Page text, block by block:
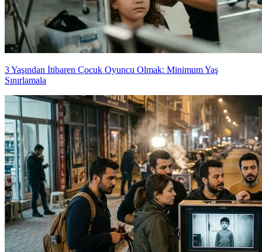
3 Yaşından İtibaren Çocuk Oyuncu Olmak: Minimum Yaş
Sınırlamala